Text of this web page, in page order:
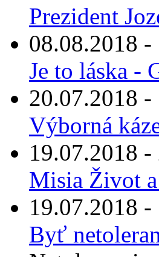
Prezident
08.08.2018 -
Je to láska -
20.07.2018 -
Výborná
19.07.2018 -
Misia Život
19.07.2018 -
Byť